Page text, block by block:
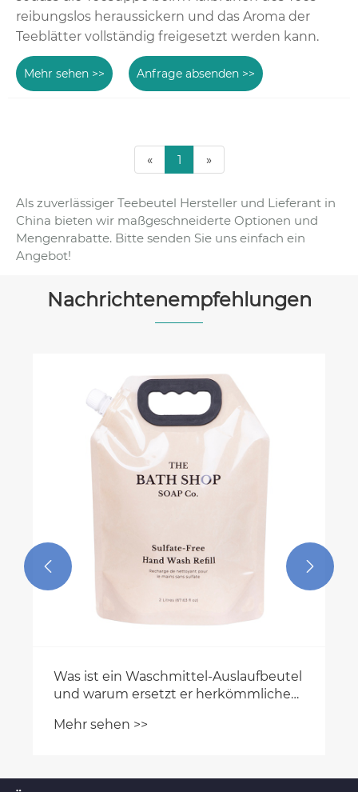
reibungslos heraussickern und das Aroma der
Teeblätter vollständig freigesetzt werden kann.
Mehr sehen >> Anfrage absenden >>
« 1 »
Als zuverlässiger Teebeutel Hersteller und Lieferant in
China bieten wir maßgeschneiderte Optionen und
Mengenrabatte. Bitte senden Sie uns einfach ein
Angebot!
Nachrichtenempfehlungen
Was ist kaltlaminierte Rollfolie für
Lebensmittel und warum ist sie für
moderne Lebensmittelverpackungen
unverzichtbar?
Mehr sehen >>
 